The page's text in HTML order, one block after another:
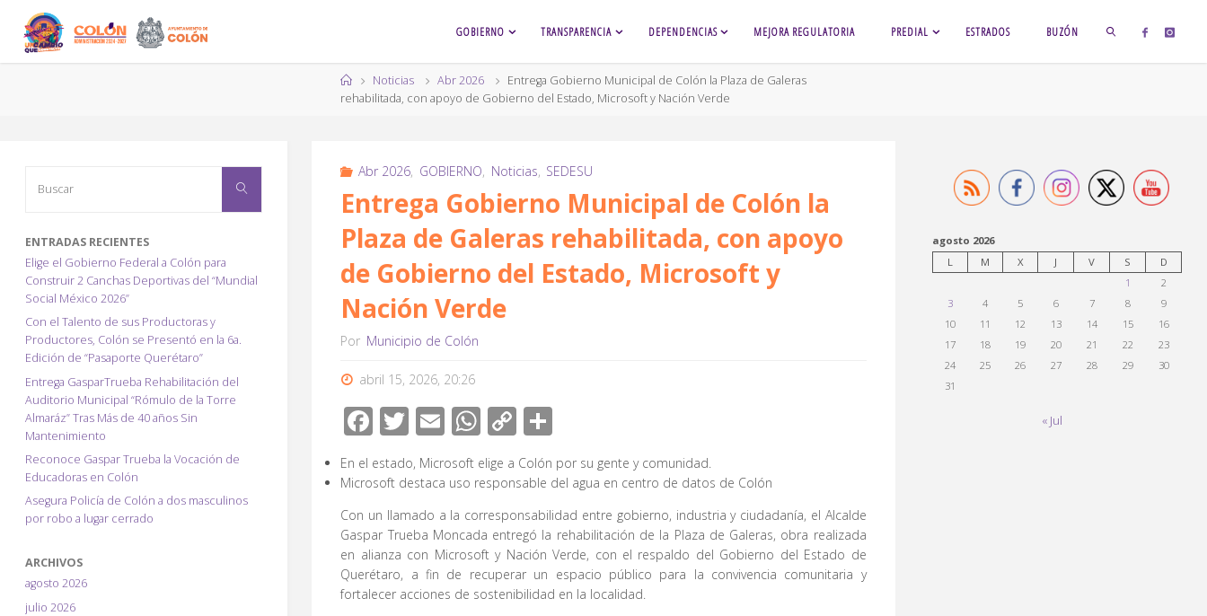
contenido
GOBIERNO TRANSPARENCIA DEPENDENCIAS MEJORA REGULATORIA PREDIAL ESTRADOS BUZÓN
Página
de
Noticias Abr 2026
Entrega Gobierno Municipal de Colón la Plaza de Galeras
rehabilitada, con apoyo de Gobierno del Estado, Microsoft y Nación Verde
Abr 2026, GOBIERNO, Noticias, SEDESU
Entrega Gobierno Municipal de Colón la
Plaza de Galeras rehabilitada, con apoyo
de Gobierno del Estado, Microsoft y
Nación Verde
Por Municipio de Colón
abril 15, 2026, 20:26
F
ac
e
b
o
o
k
T
wi
tt
er
E
m
ail
W
h
at
s
A
p
p
C
o
p
y
Li
n
k
m
p
ar
tir
En el estado, Microsoft elige a Colón por su gente y comunidad.
Microsoft destaca uso responsable del agua en centro de datos de Colón
Con un llamado a la corresponsabilidad entre gobierno, industria y ciudadanía, el Alcalde
Gaspar Trueba Moncada entregó la rehabilitación de la Plaza de Galeras, obra realizada
en alianza con Microsoft y Nación Verde, con el respaldo del Gobierno del Estado de
Querétaro, a fin de recuperar un espacio público para la convivencia comunitaria y
fortalecer acciones de sostenibilidad en la localidad.
Buscar
ENTRADAS RECIENTES
Elige el Gobierno Federal a Colón para
Construir 2 Canchas Deportivas del “Mundial
Social México 2026”
Con el Talento de sus Productoras y
Productores, Colón se Presentó en la 6a.
Edición de “Pasaporte Querétaro”
Entrega GasparTrueba Rehabilitación del
Auditorio Municipal “Rómulo de la Torre
Almaráz” Tras Más de 40 años Sin
Mantenimiento
Reconoce Gaspar Trueba la Vocación de
Educadoras en Colón
Asegura Policía de Colón a dos masculinos
por robo a lugar cerrado
ARCHIVOS
agosto 2026
julio 2026
agosto 2026
L
M X J V S
D
1
2
3
4 5 6 7 8
9
10
11 12 13 14 15
16
17
18 19 20 21 22
23
24
25 26 27 28 29
30
31
« Jul